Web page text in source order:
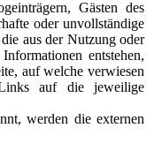
Gästen des
oder unvollständige
aus der Nutzung oder
entstehen,
auf welche verwiesen
auf die jeweilige
werden die externen